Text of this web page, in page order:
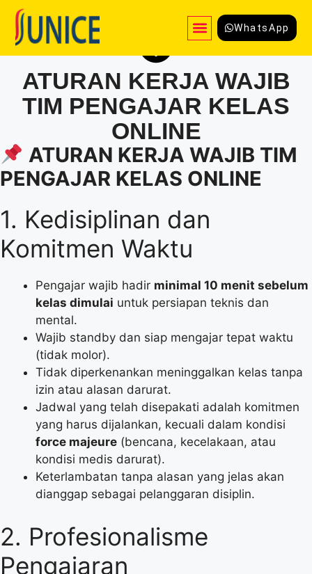
WhatsApp
ATURAN KERJA WAJIB
TIM PENGAJAR KELAS
ONLINE
ATURAN KERJA WAJIB TIM
PENGAJAR KELAS ONLINE
1. Kedisiplinan dan
Komitmen Waktu
Pengajar wajib hadir minimal 10 menit sebelum
kelas dimulai untuk persiapan teknis dan
mental.
Wajib standby dan siap mengajar tepat waktu
(tidak molor).
Tidak diperkenankan meninggalkan kelas tanpa
izin atau alasan darurat.
Jadwal yang telah disepakati adalah komitmen
yang harus dijalankan, kecuali dalam kondisi
force majeure (bencana, kecelakaan, atau
kondisi medis darurat).
Keterlambatan tanpa alasan yang jelas akan
dianggap sebagai pelanggaran disiplin.
2. Profesionalisme
Pengajaran